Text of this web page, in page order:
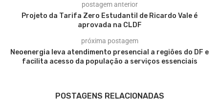
postagem anterior
Projeto da Tarifa Zero Estudantil de Ricardo Vale é
aprovada na CLDF
próxima postagem
Neoenergia leva atendimento presencial a regiões do DF e
facilita acesso da população a serviços essenciais
POSTAGENS RELACIONADAS